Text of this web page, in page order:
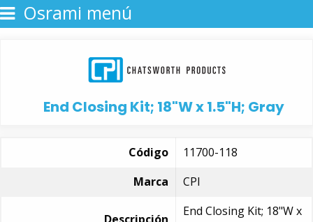
Osrami menú
End Closing Kit; 18"W x 1.5"H; Gray
Código
11700-118
Marca
CPI
End Closing Kit; 18"W x